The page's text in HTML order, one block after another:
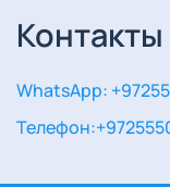
Контакты
WhatsApp:
Телефон: